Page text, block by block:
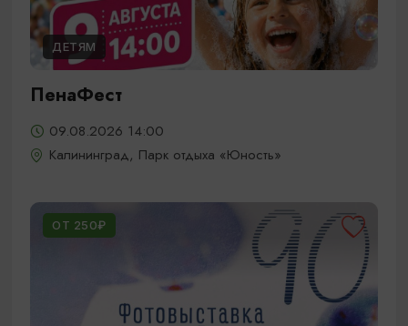
ДЕТЯМ
ПенаФест
09.08.2026 14:00
Калининград, Парк отдыха «Юность»
ОТ 250₽